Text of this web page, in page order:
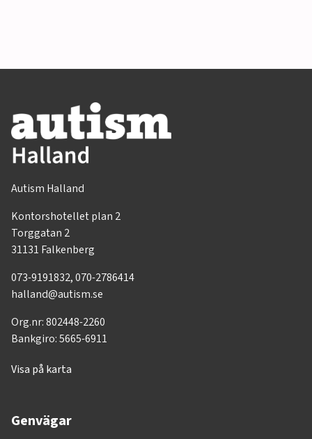
Autism Halland
Kontorshotellet plan 2
Torggatan 2
31131 Falkenberg
073-9191832, 070-2786414
halland@autism.se
Org.nr: 802448-2260
Bankgiro: 5665-6911
Visa på karta
Genvägar